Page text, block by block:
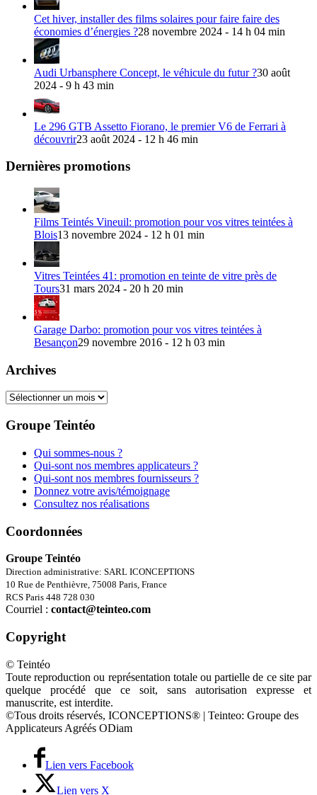
Cet hiver, installer des films solaires pour faire faire des
économies d’énergies ?28 novembre 2024 - 14 h 04 min
Audi Urbansphere Concept, le véhicule du futur ?30 août
2024 - 9 h 43 min
Le 296 GTB Assetto Fiorano, le premier V6 de Ferrari à
découvrir23 août 2024 - 12 h 46 min
Dernières promotions
Films Teintés Vineuil: promotion pour vos vitres teintées à
Blois13 novembre 2024 - 12 h 01 min
Vitres Teintées 41: promotion en teinte de vitre près de
Tours31 mars 2024 - 20 h 20 min
Garage Darbo: promotion pour vos vitres teintées à
Besançon29 novembre 2016 - 12 h 03 min
Archives
Archives
Groupe Teintéo
Qui sommes-nous ?
Qui-sont nos membres applicateurs ?
Qui-sont nos membres fournisseurs ?
Donnez votre avis/témoignage
Consultez nos réalisations
Coordonnées
Groupe Teintéo
Direction administrative: SARL ICONCEPTIONS
10 Rue de Penthièvre, 75008 Paris, France
RCS Paris 448 728 030
Courriel : contact@teinteo.com
Copyright
© Teintéo
Toute reproduction ou représentation totale ou partielle de ce site par
quelque procédé que ce soit, sans autorisation expresse et
manuscrite, est interdite.
©Tous droits réservés, ICONCEPTIONS® | Teinteo: Groupe des
Applicateurs Agréés ODiam
Lien vers Facebook
Lien vers X